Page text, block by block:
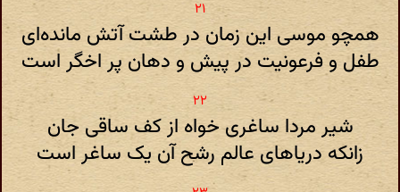
همچو موسی این زمان در طشت آتش مانده‌ای
طفل و فرعونیت در پیش و دهان پر اخگر است
شیر مردا ساغری خواه از کف ساقی جان
زانکه دریاهای عالم رشح آن یک ساغر است